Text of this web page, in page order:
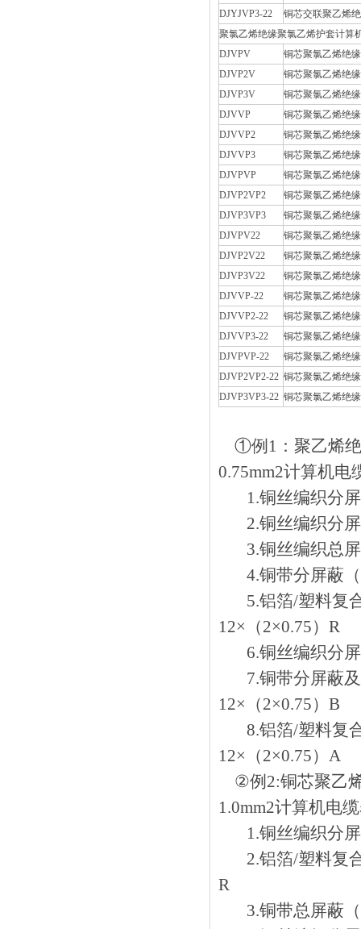
DJYJVP3-22
铜芯交联聚乙烯
聚氯乙烯绝缘聚氯乙烯护套计算
DJVPV
铜芯聚氯乙烯绝
DJVP2V
铜芯聚氯乙烯绝
DJVP3V
铜芯聚氯乙烯绝
DJVVP
铜芯聚氯乙烯绝
DJVVP2
铜芯聚氯乙烯绝
DJVVP3
铜芯聚氯乙烯绝
DJVPVP
铜芯聚氯乙烯绝
DJVP2VP2
铜芯聚氯乙烯绝
DJVP3VP3
铜芯聚氯乙烯绝
DJVPV22
铜芯聚氯乙烯绝
DJVP2V22
铜芯聚氯乙烯绝
DJVP3V22
铜芯聚氯乙烯绝
DJVVP-22
铜芯聚氯乙烯绝
DJVVP2-22
铜芯聚氯乙烯绝
DJVVP3-22
铜芯聚氯乙烯绝
DJVPVP-22
铜芯聚氯乙烯绝
DJVP2VP2-22 铜芯聚氯乙烯绝
DJVP3VP3-22 铜芯聚氯乙烯绝
①例1：聚乙
0.75mm2计算机电缆
1.铜丝编织分屏
2.铜丝编织分屏
3.铜丝编织总屏
4.铜带分屏蔽（
5.铝箔/塑料复
12×（2×0.75）R
6.铜丝编织分屏
7.铜带分屏蔽及
12×（2×0.75）B
8.铝箔/塑料复
12×（2×0.75）A
②例2:铜芯聚乙
1.0mm2计算机电缆
1.铜丝编织分屏
2.铝箔/塑料复合
R
3.铜带总屏蔽（